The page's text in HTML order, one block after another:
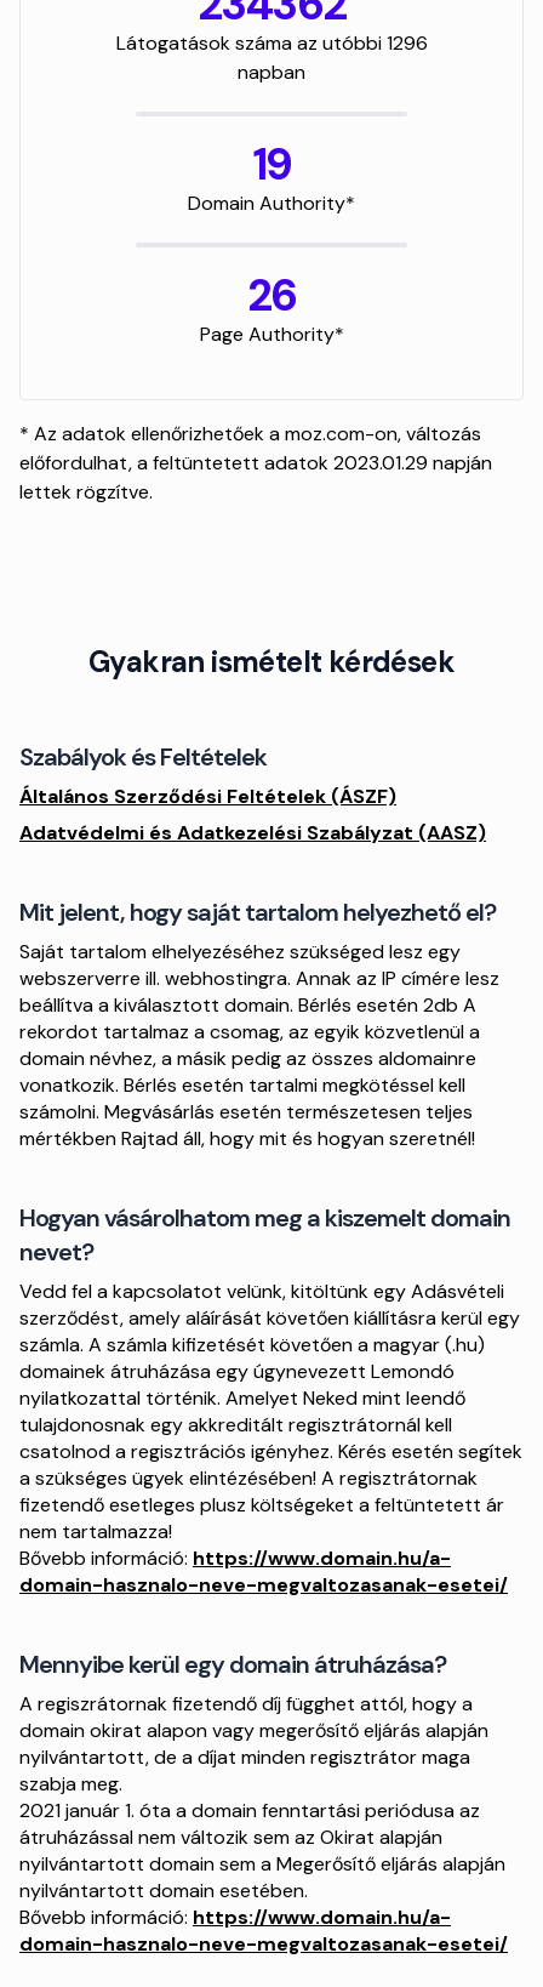
Látogatások száma az utóbbi 1296
napban
19
Domain Authority*
26
Page Authority*
* Az adatok ellenőrizhetőek a moz.com-on, változás
előfordulhat, a feltüntetett adatok 2023.01.29 napján
lettek rögzítve.
Gyakran ismételt kérdések
Szabályok és Feltételek
Általános Szerződési Feltételek (ÁSZF)
Adatvédelmi és Adatkezelési Szabályzat (AASZ)
Mit jelent, hogy saját tartalom helyezhető el?
Saját tartalom elhelyezéséhez szükséged lesz egy
webszerverre ill. webhostingra. Annak az IP címére lesz
beállítva a kiválasztott domain. Bérlés esetén 2db A
rekordot tartalmaz a csomag, az egyik közvetlenül a
domain névhez, a másik pedig az összes aldomainre
vonatkozik. Bérlés esetén tartalmi megkötéssel kell
számolni. Megvásárlás esetén természetesen teljes
mértékben Rajtad áll, hogy mit és hogyan szeretnél!
Hogyan vásárolhatom meg a kiszemelt domain
nevet?
Vedd fel a kapcsolatot velünk, kitöltünk egy Adásvételi
szerződést, amely aláírását követően kiállításra kerül egy
számla. A számla kifizetését követően a magyar (.hu)
domainek átruházása egy úgynevezett Lemondó
nyilatkozattal történik. Amelyet Neked mint leendő
tulajdonosnak egy akkreditált regisztrátornál kell
csatolnod a regisztrációs igényhez. Kérés esetén segítek
a szükséges ügyek elintézésében! A regisztrátornak
fizetendő esetleges plusz költségeket a feltüntetett ár
nem tartalmazza!
Bővebb információ: https://www.domain.hu/a-
domain-hasznalo-neve-megvaltozasanak-esetei/
Mennyibe kerül egy domain átruházása?
A regiszrátornak fizetendő díj függhet attól, hogy a
domain okirat alapon vagy megerősítő eljárás alapján
nyilvántartott, de a díjat minden regisztrátor maga
szabja meg.
2021 január 1. óta a domain fenntartási periódusa az
átruházással nem változik sem az Okirat alapján
nyilvántartott domain sem a Megerősítő eljárás alapján
nyilvántartott domain esetében.
Bővebb információ: https://www.domain.hu/a-
domain-hasznalo-neve-megvaltozasanak-esetei/